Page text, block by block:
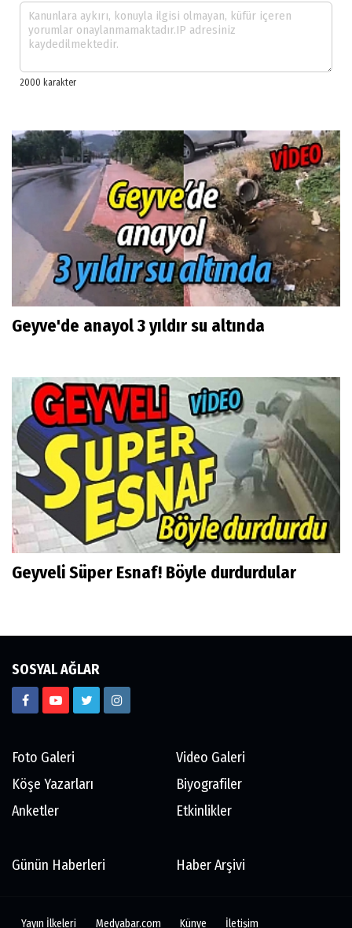
Geyve'de anayol 3 yıldır su altında
Geyveli Süper Esnaf! Böyle durdurdular
SOSYAL AĞLAR
Foto Galeri
Video Galeri
Köşe Yazarları
Biyografiler
Anketler
Etkinlikler
Günün Haberleri Haber Arşivi
Yayın İlkeleri Medyabar.com Künye İletişim